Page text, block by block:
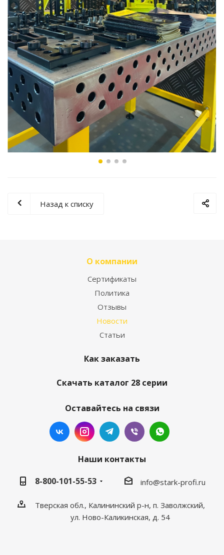
Назад к списку
О компании
Сертификаты
Политика
Отзывы
Новости
Статьи
Как заказать
Скачать каталог 28 серии
Оставайтесь на связи
Наши контакты
8-800-101-55-53
info@stark-profi.ru
Тверская обл., Калининский р-н, п. Заволжский,
ул. Ново-Каликинская, д. 54